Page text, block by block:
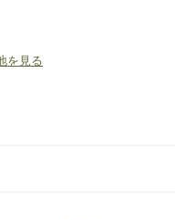
を見る